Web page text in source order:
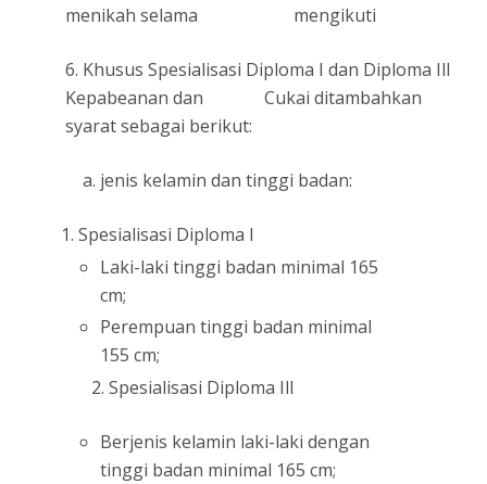
menikah selama mengikuti
6. Khusus Spesialisasi Diploma I dan Diploma Ill
Kepabeanan dan Cukai ditambahkan
syarat sebagai berikut:
a. jenis kelamin dan tinggi badan:
Spesialisasi Diploma I
Laki-laki tinggi badan minimal 165
cm;
Perempuan tinggi badan minimal
155 cm;
2. Spesialisasi Diploma Ill
Berjenis kelamin laki-laki dengan
tinggi badan minimal 165 cm;